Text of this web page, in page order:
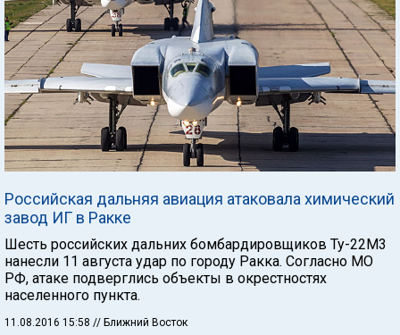
Российская дальняя авиация атаковала химический
завод ИГ в Ракке
Шесть российских дальних бомбардировщиков Ту-22М3
нанесли 11 августа удар по городу Ракка. Согласно МО
РФ, атаке подверглись объекты в окрестностях
населенного пункта.
11.08.2016 15:58 // Ближний Восток